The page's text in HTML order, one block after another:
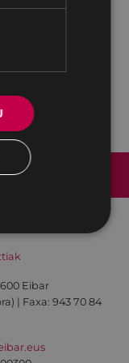
, 60. eta 70.
Ume, gazte
etorri!
Eibar
| Faxa: 943 70 84